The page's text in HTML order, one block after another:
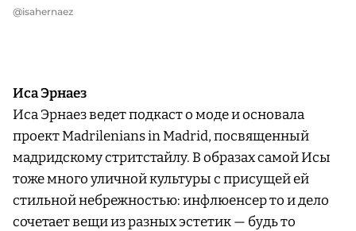
@isahernaez
Иса Эрнаез
Иса Эрнаез ведет подкаст о моде и основала
проект Madrilenians in Madrid, посвященный
мадридскому стритстайлу. В образах самой Исы
тоже много уличной культуры с присущей ей
стильной небрежностью: инфлюенсер то и дело
сочетает вещи из разных эстетик — будь то